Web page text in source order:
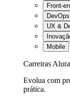
Front-
UX &
Mobile
Carreiras Alura
Evolua com
prática.